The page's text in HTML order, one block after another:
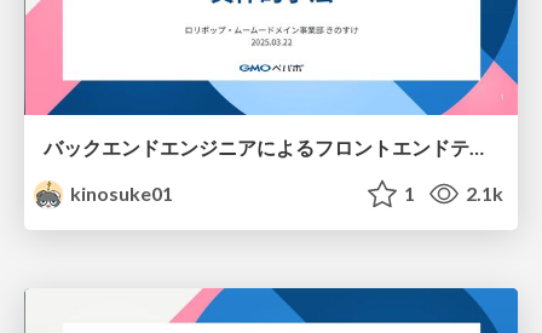
バックエンドエンジニアによるフロントエンドテスト拡充の具体的手法
kinosuke01
1 2.1k